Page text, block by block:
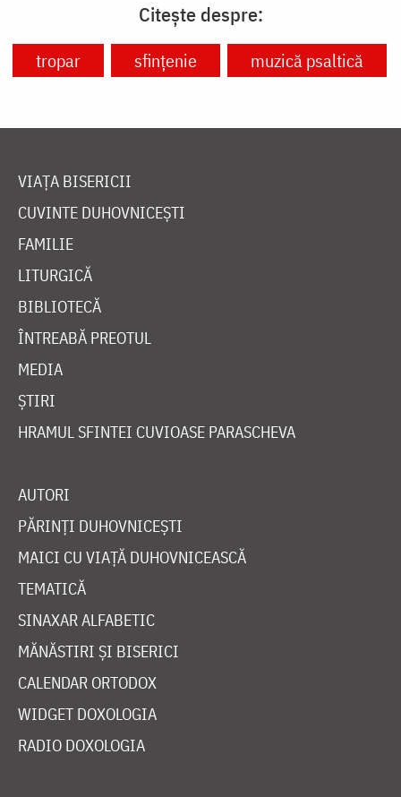
Citește despre:
tropar sfințenie muzică psaltică
VIAȚA BISERICII
CUVINTE DUHOVNICEȘTI
FAMILIE
LITURGICĂ
BIBLIOTECĂ
ÎNTREABĂ PREOTUL
MEDIA
ȘTIRI
HRAMUL SFINTEI CUVIOASE PARASCHEVA
AUTORI
PĂRINȚI DUHOVNICEȘTI
MAICI CU VIAȚĂ DUHOVNICEASCĂ
TEMATICĂ
SINAXAR ALFABETIC
MĂNĂSTIRI ȘI BISERICI
CALENDAR ORTODOX
WIDGET DOXOLOGIA
RADIO DOXOLOGIA